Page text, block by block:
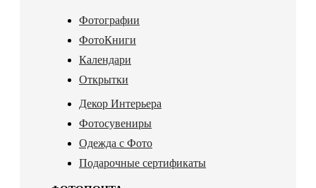
Фотографии
ФотоКниги
Календари
Открытки
Декор Интерьера
Фотосувениры
Одежда с Фото
Подарочные сертификаты